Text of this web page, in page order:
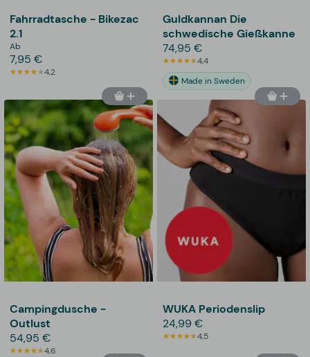
Fahrradtasche - Bikezac
2.1
Ab
7,95 €
4,2
Guldkannan Die
schwedische Gießkanne
74,95 €
4,4
Made in Sweden
Campingdusche -
Outlust
54,95 €
4,6
WUKA Periodenslip
24,99 €
4,5